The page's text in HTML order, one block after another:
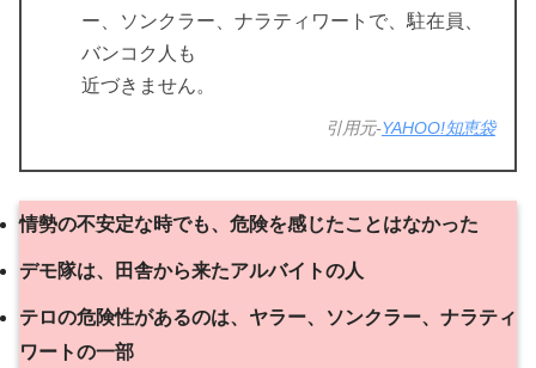
ー、ソンクラー、ナラティワートで、駐在員、
バンコク人も
近づきません。
引用元-YAHOO!知恵袋
情勢の不安定な時でも、危険を感じたことはなかった
デモ隊は、田舎から来たアルバイトの人
テロの危険性があるのは、ヤラー、ソンクラー、ナラティ
ワートの一部